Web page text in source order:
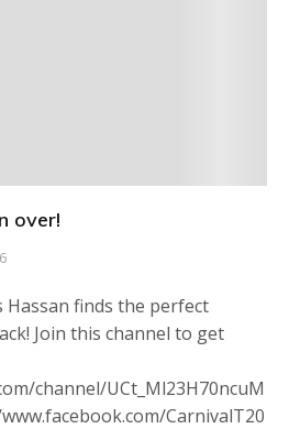
over!
Hassan finds the perfect
Join this channel to get
channel/UCt_Ml23H70ncuM
CarnivalT20